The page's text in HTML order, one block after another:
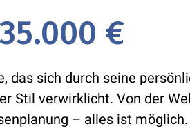
€
das sich durch seine
Stil verwirklicht. Von der
– alles ist